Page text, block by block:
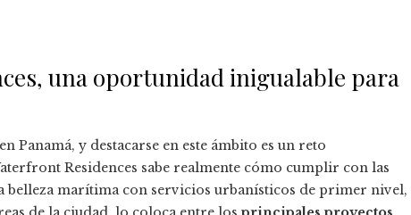
una oportunidad inigualable para
en Panamá, y destacarse en este ámbito es un reto
Residences sabe realmente cómo cumplir con las
belleza marítima con servicios urbanísticos de primer nivel,